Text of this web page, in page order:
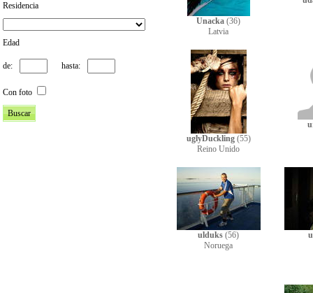
Residencia
Edad
de: hasta:
Con foto
Unacka (36)
Latvia
uglyDuckling (55)
Reino Unido
ulduks (56)
Noruega